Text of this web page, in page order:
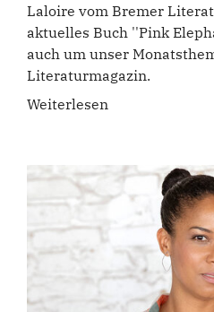
Laloire vom Bremer
aktuelles Buch ''Pink
auch um unser
Literaturmagazin.
Weiterlesen